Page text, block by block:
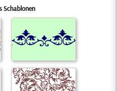
Schablonen